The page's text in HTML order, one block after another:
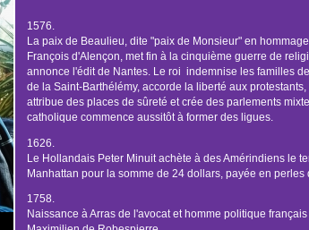
1576.
La paix de Beaulieu, dite "paix de Monsieur" en
François d'Alençon, met fin à la cinquième guerre de
annonce l'édit de Nantes. Le roi indemnise les familles
de la Saint-Barthélémy, accorde la liberté aux protestants,
attribue des places de sûreté et crée des parlements
catholique commence aussitôt à former des ligues.
1626.
Le Hollandais Peter Minuit achète à des Amérindiens le
Manhattan pour la somme de 24 dollars, payée en perles
1758.
Naissance à Arras de l'avocat et homme politique français